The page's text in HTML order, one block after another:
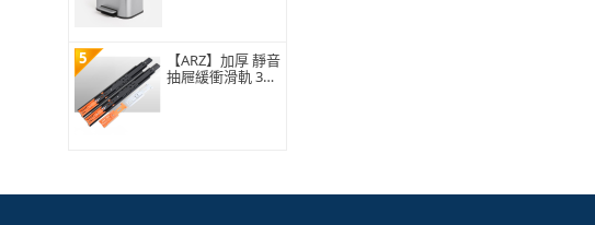
5
【ARZ】加厚 靜音
抽屜緩衝滑軌 35/